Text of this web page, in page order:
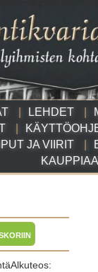
LEHDET
JA VIIRIT